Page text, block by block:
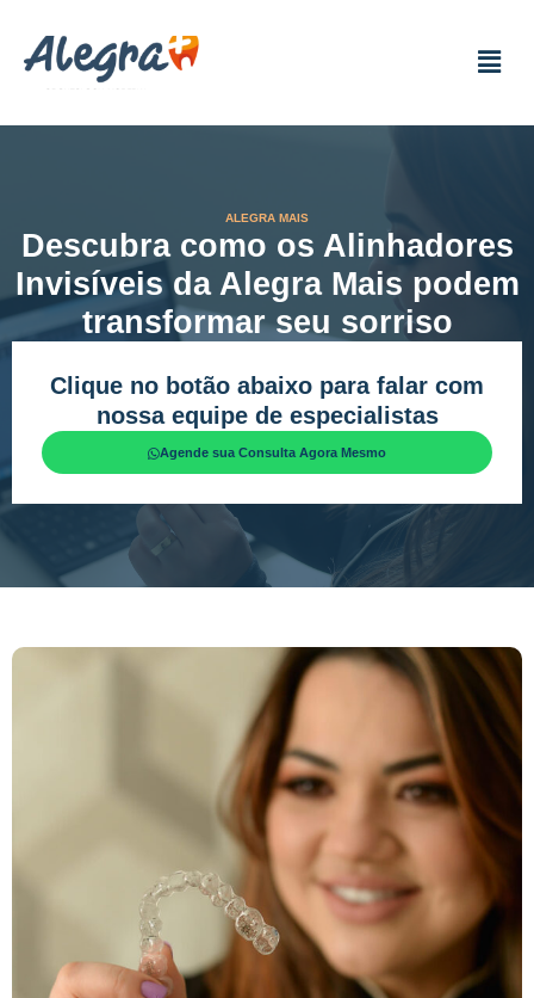
ALEGRA MAIS
Descubra como os Alinhadores
Invisíveis da Alegra Mais podem
transformar seu sorriso
Clique no botão abaixo para falar com
nossa equipe de especialistas
Agende sua Consulta Agora Mesmo